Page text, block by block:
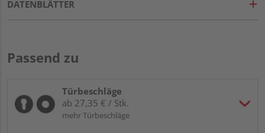
DATENBLÄTTER
Passend zu
Türbeschläge
ab 27,35 € / Stk.
mehr Türbeschläge